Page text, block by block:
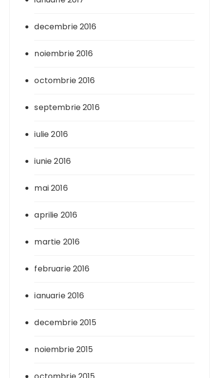
decembrie 2016
noiembrie 2016
octombrie 2016
septembrie 2016
iulie 2016
iunie 2016
mai 2016
aprilie 2016
martie 2016
februarie 2016
ianuarie 2016
decembrie 2015
noiembrie 2015